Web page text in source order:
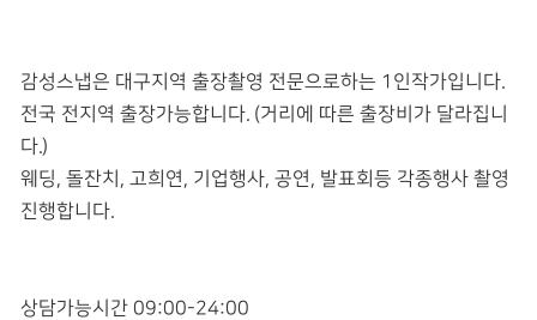
감성스냅은 대구지역 출장촬영 전문으로하는 1인작가입니다.
전국 전지역 출장가능합니다. (거리에 따른 출장비가 달라집니
다.)
웨딩, 돌잔치, 고희연, 기업행사, 공연, 발표회등 각종행사 촬영
진행합니다.
상담가능시간 09:00-24:00